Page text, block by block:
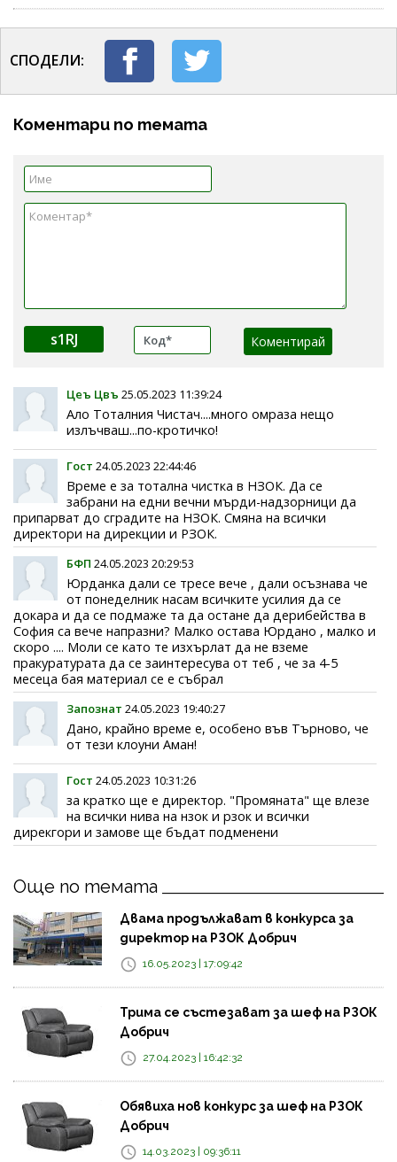
СПОДЕЛИ:
Коментари по темата
s1RJ
Цеъ Цвъ 25.05.2023 11:39:24
Ало Тоталния Чистач....много омраза нещо
излъчваш...по-кротичко!
Гост 24.05.2023 22:44:46
Време е за тотална чистка в НЗОК. Да се
забрани на едни вечни мърди-надзорници да
припарват до сградите на НЗОК. Смяна на всички
директори на дирекции и РЗОК.
БФП 24.05.2023 20:29:53
Юрданка дали се тресе вече , дали осъзнава че
от понеделник насам всичките усилия да се
докара и да се подмаже та да остане да дерибейства в
София са вече напразни? Малко остава Юрдано , малко и
скоро .... Моли се като те изхърлат да не вземе
пракуратурата да се заинтересува от теб , че за 4-5
месеца бая материал се е събрал
Запознат 24.05.2023 19:40:27
Дано, крайно време е, особено във Търново, че
от тези клоуни Аман!
Гост 24.05.2023 10:31:26
за кратко ще е директор. "Промяната" ще влезе
на всички нива на нзок и рзок и всички
дирекгори и замове ще бъдат подменени
Още по темата
Двама продължават в конкурса за
директор на РЗОК Добрич
16.05.2023 | 17:09:42
Трима се състезават за шеф на РЗОК
Добрич
27.04.2023 | 16:42:32
Обявиха нов конкурс за шеф на РЗОК
Добрич
14.03.2023 | 09:36:11